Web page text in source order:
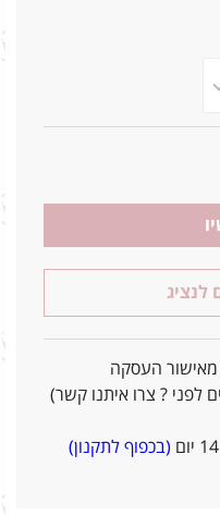
לנציג
(בכפוף לתקנון)